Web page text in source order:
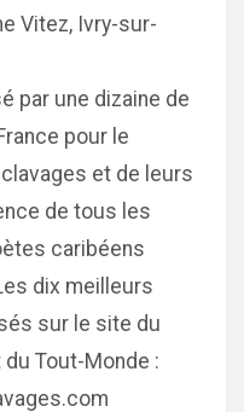
Vitez, Ivry-sur-
par une dizaine de
pour le
et de leurs
de tous les
caribéens
dix meilleurs
sur le site du
Tout-Monde :